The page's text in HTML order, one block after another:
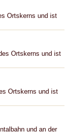
Ortskerns und ist
Ortskerns und ist
Ortskerns und ist
und an der